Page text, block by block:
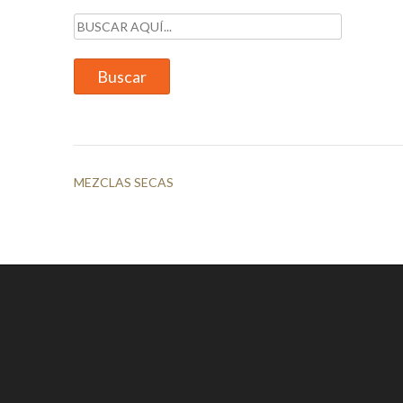
Navegación
MEZCLAS SECAS